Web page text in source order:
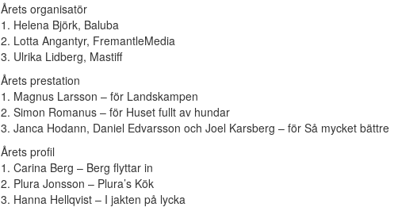
Årets organisatör
1. Helena Björk, Baluba
2. Lotta Angantyr, FremantleMedia
3. Ulrika Lidberg, Mastiff
Årets prestation
1. Magnus Larsson – för Landskampen
2. Simon Romanus – för Huset fullt av hundar
3. Janca Hodann, Daniel Edvarsson och Joel Karsberg – för Så mycket bättre
Årets profil
1. Carina Berg – Berg flyttar in
2. Plura Jonsson – Plura’s Kök
3. Hanna Hellqvist – I jakten på lycka